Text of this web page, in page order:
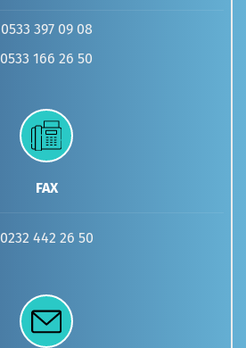
0533 397 09 08
0533 166 26 50
FAX
0232 442 26 50